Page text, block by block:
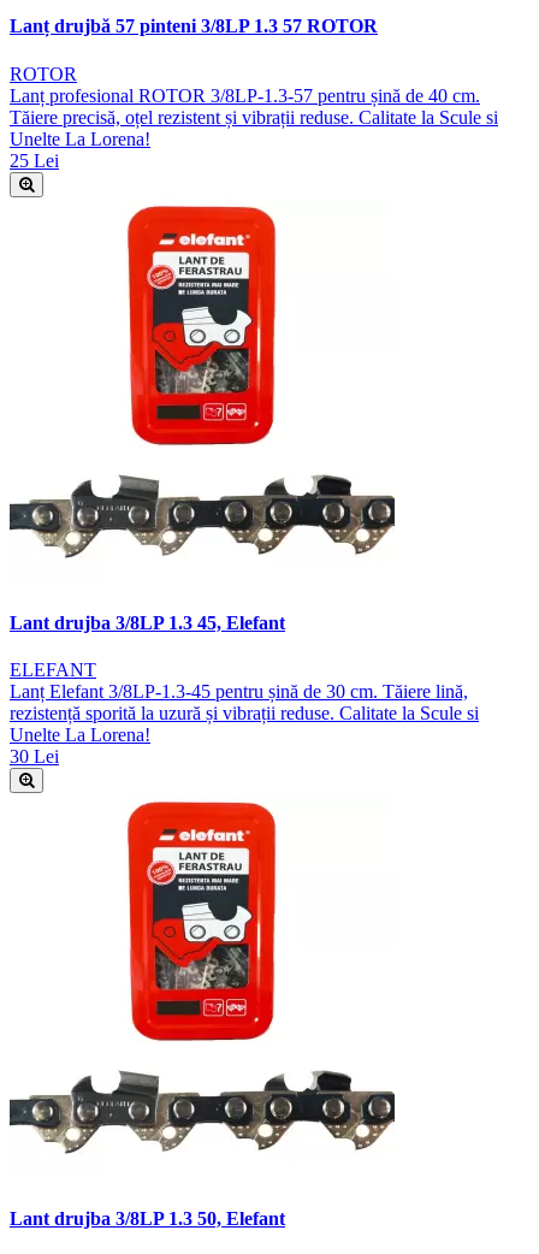
Lanț drujbă 57 pinteni 3/8LP 1.3 57 ROTOR
ROTOR
Lanț profesional ROTOR 3/8LP-1.3-57 pentru șină de 40 cm.
Tăiere precisă, oțel rezistent și vibrații reduse. Calitate la Scule si
Unelte La Lorena!
25 Lei
Lant drujba 3/8LP 1.3 45, Elefant
ELEFANT
Lanț Elefant 3/8LP-1.3-45 pentru șină de 30 cm. Tăiere lină,
rezistență sporită la uzură și vibrații reduse. Calitate la Scule si
Unelte La Lorena!
30 Lei
Lant drujba 3/8LP 1.3 50, Elefant